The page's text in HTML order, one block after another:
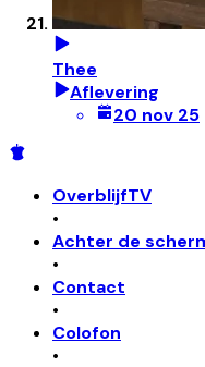
Thee
Aflevering
20 nov 25
OverblijfTV
•
Achter de
•
Contact
•
Colofon
•